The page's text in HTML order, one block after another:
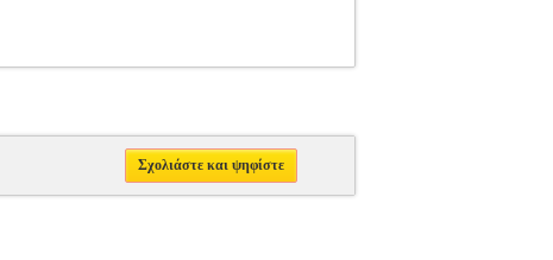
Σχολιάστε και ψηφίστε